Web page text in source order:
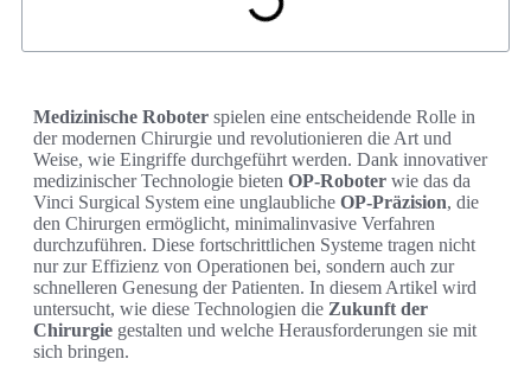
Medizinische Roboter spielen eine entscheidende Rolle in
der modernen Chirurgie und revolutionieren die Art und
Weise, wie Eingriffe durchgeführt werden. Dank innovativer
medizinischer Technologie bieten OP-Roboter wie das da
Vinci Surgical System eine unglaubliche OP-Präzision, die
den Chirurgen ermöglicht, minimalinvasive Verfahren
durchzuführen. Diese fortschrittlichen Systeme tragen nicht
nur zur Effizienz von Operationen bei, sondern auch zur
schnelleren Genesung der Patienten. In diesem Artikel wird
untersucht, wie diese Technologien die Zukunft der
Chirurgie gestalten und welche Herausforderungen sie mit
sich bringen.